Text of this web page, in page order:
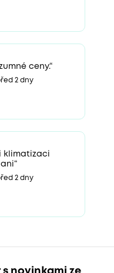
ceny.“
2 dny
klimatizaci
2 dny
novinkami ze